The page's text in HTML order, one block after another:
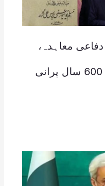
معاہدہ،
شاہ نعمت اللہ ولی کی 600 سال پرانی